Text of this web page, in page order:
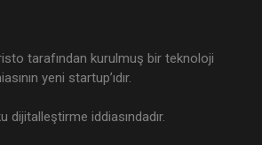
tarafından kurulmuş bir teknoloji
yeni startup’ıdır.
dijitalleştirme iddiasındadır.